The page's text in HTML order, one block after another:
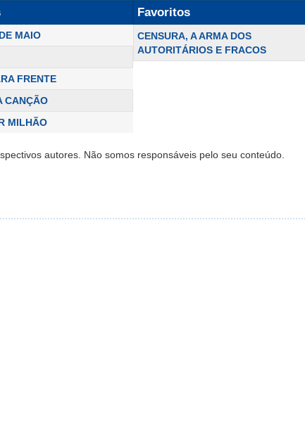
MAIO
FRENTE
CANÇÃO
MILHÃO
Favoritos
CENSURA, A ARMA DOS
AUTORITÁRIOS E FRACOS
autores. Não somos responsáveis pelo seu conteúdo.